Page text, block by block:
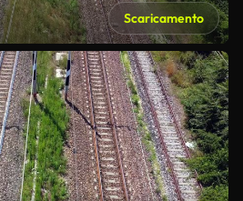
Scaricamento